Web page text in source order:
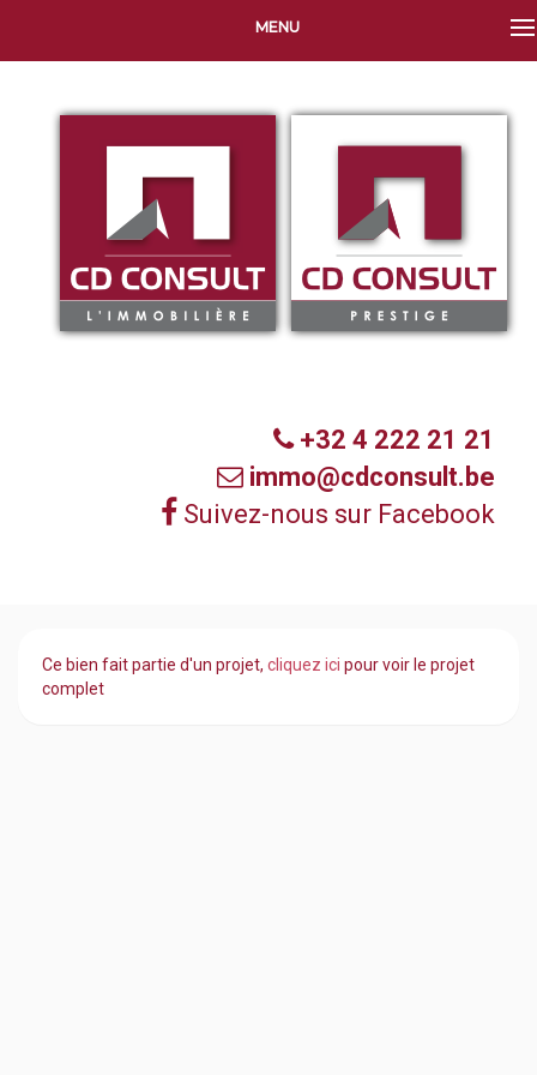
MENU
+32 4 222 21 21
immo@cdconsult.be
Suivez-nous sur Facebook
Ce bien fait partie d'un projet, cliquez ici pour voir le projet
complet